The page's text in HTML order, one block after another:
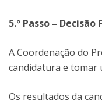
5.º Passo –
A Coordenação do
candidatura e tomar
Os resultados da